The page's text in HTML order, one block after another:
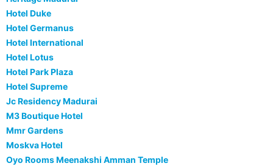
Hotel Duke
Hotel Germanus
Hotel International
Hotel Lotus
Hotel Park Plaza
Hotel Supreme
Jc Residency Madurai
M3 Boutique Hotel
Mmr Gardens
Moskva Hotel
Oyo Rooms Meenakshi Amman Temple